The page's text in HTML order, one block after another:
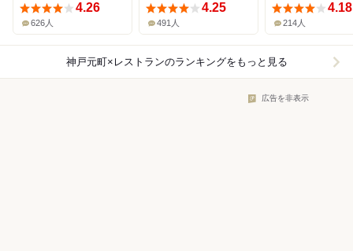
4.26
626人
4.25
491人
4.18
214人
神戸元町×レストランのランキングをもっと見る
広告を非表示